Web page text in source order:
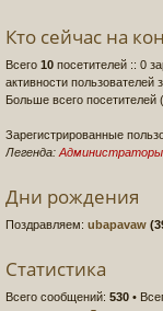
Кто сейчас на
Всего 10 посетителей :: 0
активности пользователей
Больше всего посетителей (
Зарегистрированные
Легенда: Администраторы
Дни рождения
Поздравляем: ubapavaw
Статистика
Всего сообщений: 530 •